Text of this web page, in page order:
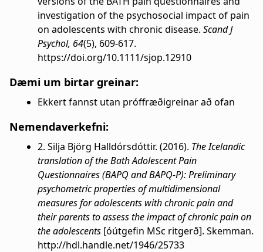
investigation of the psychosocial impact of pain
on adolescents with chronic disease. Scand J
Psychol, 64(5), 609-617.
https://doi.org/10.1111/sjop.12910
Dæmi um birtar greinar:
Ekkert fannst utan próffræðigreinar að ofan
Nemendaverkefni:
2. Silja Björg Halldórsdóttir. (2016). The Icelandic
translation of the Bath Adolescent Pain
Questionnaires (BAPQ and BAPQ-P): Preliminary
psychometric properties of multidimensional
measures for adolescents with chronic pain and
their parents to assess the impact of chronic pain on
the adolescents [óútgefin MSc ritgerð]. Skemman.
http://hdl.handle.net/1946/25733